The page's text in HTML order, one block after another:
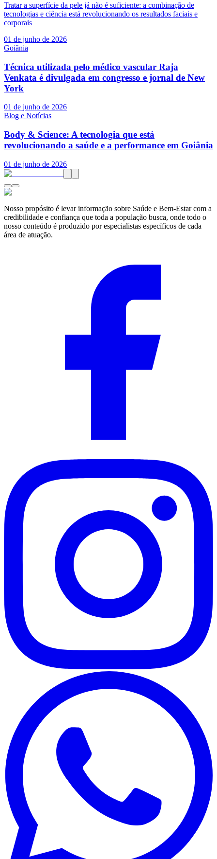
Tratar a superfície da pele já não é suficiente: a combinação de
tecnologias e ciência está revolucionando os resultados faciais e
corporais
01 de junho de 2026
Goiânia
Técnica utilizada pelo médico vascular Raja
Venkata é divulgada em congresso e jornal de New
York
01 de junho de 2026
Blog e Notícias
Body & Science: A tecnologia que está
revolucionando a saúde e a performance em Goiânia
01 de junho de 2026
Nosso propósito é levar informação sobre Saúde e Bem-Estar com a
credibilidade e confiança que toda a população busca, onde todo o
nosso conteúdo é produzido por especialistas específicos de cada
área de atuação.